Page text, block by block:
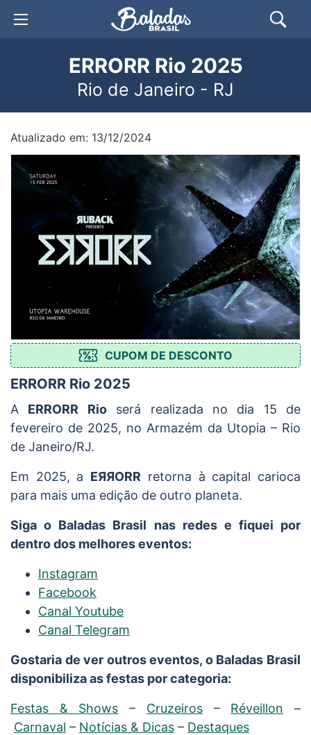
ERRORR Rio 2025
Rio de Janeiro - RJ
Atualizado em: 13/12/2024
CUPOM DE DESCONTO
ERRORR Rio 2025
A ERRORR Rioserá realizada no dia 15 de
fevereiro de 2025, no Armazém da Utopia – Rio
de Janeiro/RJ.
Em 2025, a EЯЯORR retorna à capital carioca
para mais uma edição de outro planeta.
Siga o Baladas Brasil nas redes e fiquei por
dentro dos melhores eventos:
Instagram
Facebook
Canal Youtube
Canal Telegram
Gostaria de ver outros eventos, o Baladas Brasil
disponibiliza as festas por categoria:
Festas & Shows – Cruzeiros– Réveillon –
Carnaval – Notícias & Dicas – Destaques